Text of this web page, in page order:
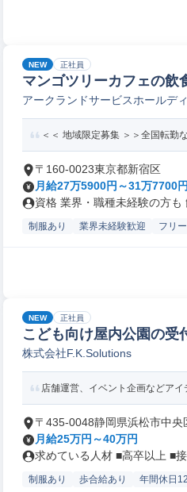
NEW 正社員
マンゴツリーカフェの飲
アークランドサービスホールデ
＜＜ 地域限定募集 ＞＞全国転勤
〒160-0023東京都新宿区
月給27万5900円～31万7700円
資格 業界・職種未経験の方も
制服あり 業界未経験歓迎 フリ
NEW 正社員
こども向け屋内公園の受
株式会社F.K.Solutions
店舗運営、イベント企画などア
〒435-0048静岡県浜松市中央
月給25万円～40万円
求めている人材 ■高卒以上 ■
制服あり 歩合給あり 年間休日